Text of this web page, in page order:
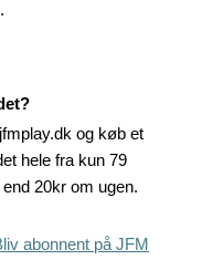
og køb et
hele fra kun 79
20kr om ugen.
abonnent på JFM